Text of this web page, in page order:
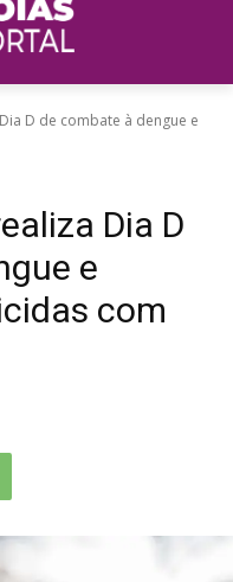
D de combate à dengue e
Dia D
e
com